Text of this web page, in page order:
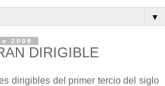
▼
2008
DIRIGIBLE
dirigibles del primer tercio del siglo